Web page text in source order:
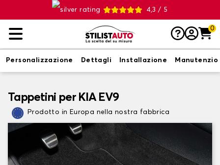
4,3 / 5
0
Personalizzazione Dettagli Installazione
Tappetini per KIA EV9
Prodotto in Europa nella nostra fabbrica